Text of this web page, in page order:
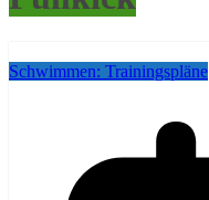
Schwimmen: Trainingspläne